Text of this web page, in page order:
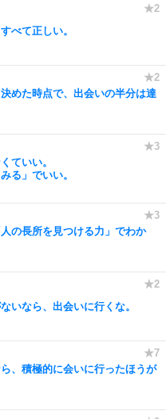
べて正しい。
決めた時点で、出会いの半分は達
ていい。
る」でいい。
の長所を見つける力」でわか
いなら、出会いに行くな。
、積極的に会いに行ったほうが